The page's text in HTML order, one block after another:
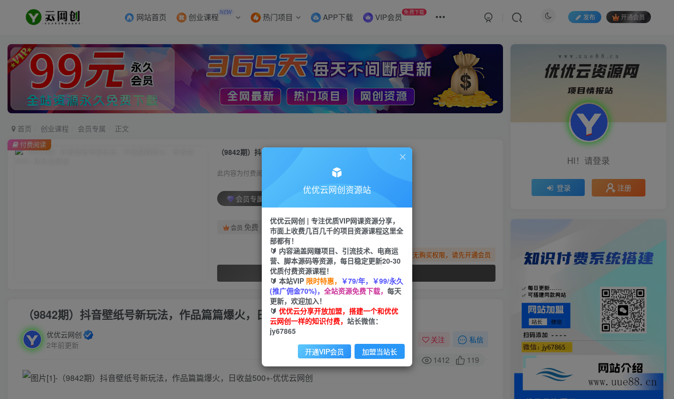
网站首页 创业课程 NEW 热门项目 APP下载 VIP会员 免费下载
发布 开通会员
首页 创业课程 会员专属 正文
（9842期）抖音壁纸号新玩法，作品篇篇爆火，日收益500+
此内容为付费阅读，请付费后查看
会员专属资源
会员 免费
您暂无购买权限，请先开通会员
付费阅读
（9842期）抖音壁纸号新玩法，作品篇篇爆火，日收益500+
优优云网创
2年前更新
关注 私信
1412 119
HI！请登录
登录 注册
优优云网创资源站
优优云网创 | 专注优质VIP网课资源分享，
市面上收费几百几千的项目资源课程这里全
部都有！
🔰 内容涵盖网赚项目、引流技术、电商运
营、脚本源码等资源，每日稳定更新20-30
优质付费资源课程！
🔰 本站VIP 限时特惠， ￥79/年，￥99/永久
(推广佣金70%)， 全站资源免费下载， 每天
更新，欢迎加入！
🔰 优优云分享开放加盟，搭建一个和优优
云网创一样的知识付费， 站长微信：
jy67865
开通VIP会员 加盟当站长